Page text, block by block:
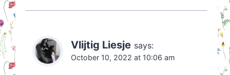
Vlijtig Liesje says:
October 10, 2022 at 10:06 am